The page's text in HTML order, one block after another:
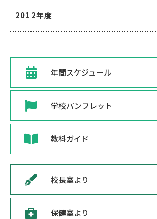
2012年度
年間スケジュール
学校パンフレット
教科ガイド
校長室より
保健室より